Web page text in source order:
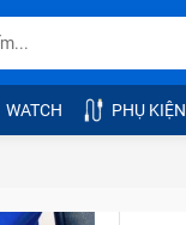
WATCH PHỤ KIỆN